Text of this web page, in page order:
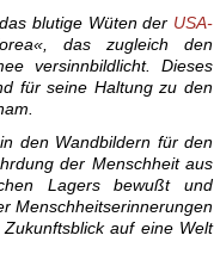
blutige Wüten der USA-
das zugleich den
versinnbildlicht. Dieses
für seine Haltung zu den
den Wandbildern für den
der Menschheit aus
Lagers bewußt und
Menschheitserinnerungen
auf eine Welt